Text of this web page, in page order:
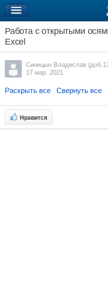
Работа с открытыми
Excel
Синицын Владислав
17 мар. 2021
Раскрыть все Свернуть все
Нравится